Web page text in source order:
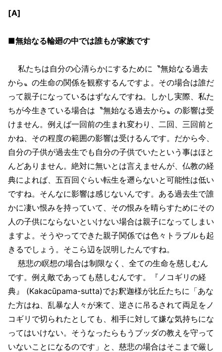
[A]
■無始なる輪廻の中では誰もが家族です
私たちは自分の心清らかにするために〝無始なる過去
から〟の生命の関係を観察するんですよ。その場合は誰だ
って親子になっているはずなんですね。しかし実際、私た
ちが今生きている場合は〝無始なる過去から〟の影響は受
けません。例えば一回前の生まれ変わり、二回、三回前と
かね、その程度の範囲の影響は受けるんです。だから今、
自分の子供が過去生でも自分の子供でいたという事はほと
んどありません。絶対に無いとは言えませんが、仏教の経
典によれば、五百回ぐらい転生を遡らないと可能性は低い
ですね。そんなに影響は感じないんです。ある過去生で誰
かに凄い恨みを持っていて、その恨みを晴らすためにその
人の子供にならないといけない場合は親子になってしまい
ますよ。そうやってできた親子関係では色々トラブルも起
きるでしょう。そこら辺を説明したんですね。
慈悲の瞑想の場合は制限なく、全ての生命を慈しむん
です。例え敵であっても慈しむんです。『ノコギリの経
典』 (Kakacūpama-sutta)でお釈迦様が比丘たちに「あな
た方はね、乱暴な人々が来て、逆さに吊るされて両足をノ
コギリで切られたとしても、相手に対して嫌な気持ちにな
ってはいけない。そうなったらもうブッダの教えを守って
いないことになるのです」と、慈悲の場合はそこまで厳し